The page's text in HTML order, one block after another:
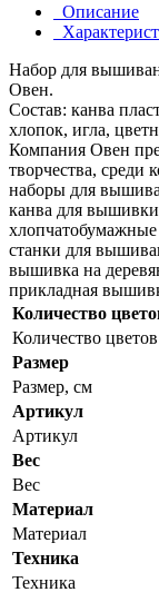
Описание
Набор для
Овен.
Состав: канва
хлопок, игла,
Компания Овен
творчества, среди
наборы для
канва для
станки для
вышивка на
прикладная
Количество
Количество цветов
Размер
Размер, см
Артикул
Артикул
Вес
Вес
Материал
Материал
Техника
Техника